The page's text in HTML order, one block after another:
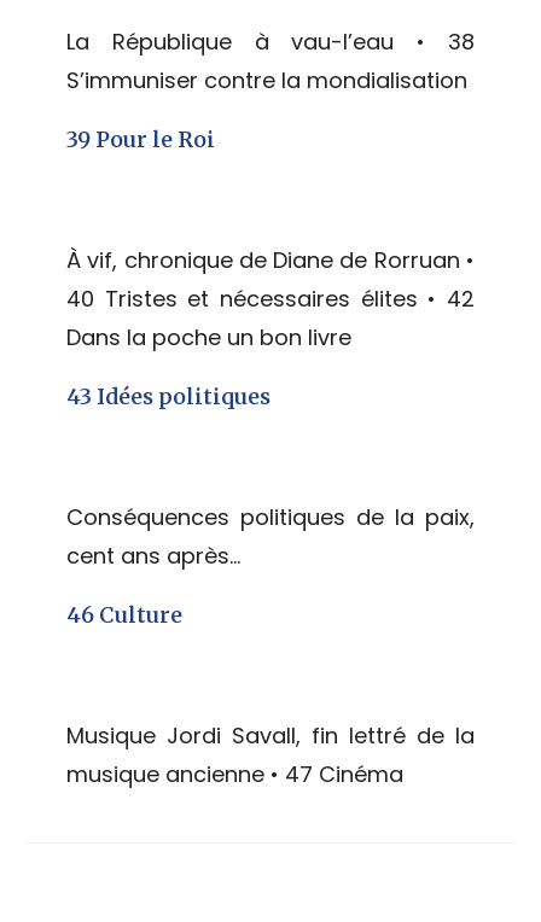
La République à vau-­l’eau • 38
S’immuniser contre la mondialisation
39 Pour le Roi
À vif, chronique de Diane de Rorruan •
40 Tristes et nécessaires élites • 42
Dans la poche un bon livre
43 Idées politiques
Conséquences politiques de la paix,
cent ans après…
46 Culture
Musique Jordi Savall, fin lettré de la
musique ancienne • 47 Cinéma